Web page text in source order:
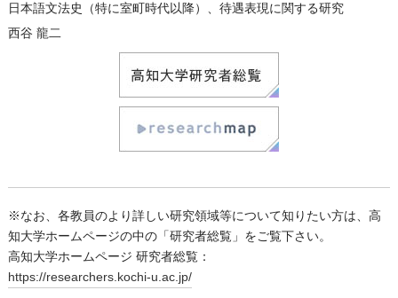
日本語文法史（特に室町時代以降）、待遇表現に関する研究
西谷 龍二
※なお、各教員のより詳しい研究領域等について知りたい方は、高
知大学ホームページの中の「研究者総覧」をご覧下さい。
高知大学ホームページ 研究者総覧：
https://researchers.kochi-u.ac.jp/